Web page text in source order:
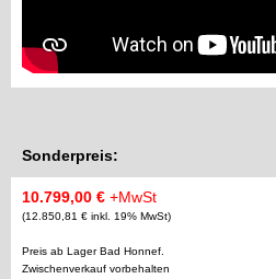
Sonderpreis:
10.799,00 € +MwSt
(12.850,81 € inkl. 19% MwSt)
Preis ab Lager Bad Honnef.
Zwischenverkauf vorbehalten